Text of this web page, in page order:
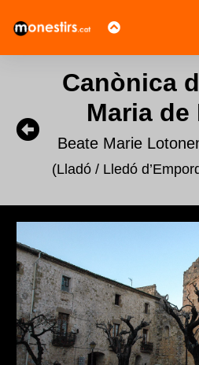
Canònica
Maria de
Beate Marie
(Lladó / Lledó